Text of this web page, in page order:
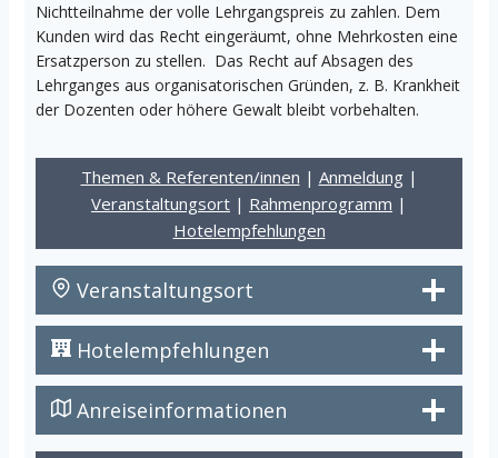
Nichtteilnahme der volle Lehrgangspreis zu zahlen. Dem
Kunden wird das Recht eingeräumt, ohne Mehrkosten eine
Ersatzperson zu stellen. Das Recht auf Absagen des
Lehrganges aus organisatorischen Gründen, z. B. Krankheit
der Dozenten oder höhere Gewalt bleibt vorbehalten.
Themen & Referenten/innen | Anmeldung|
Veranstaltungsort | Rahmenprogramm |
Hotelempfehlungen
Veranstaltungsort
Hotelempfehlungen
Anreiseinformationen